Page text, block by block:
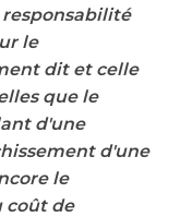
le
dit et celle
que le
d'une
d'une
le
coût de